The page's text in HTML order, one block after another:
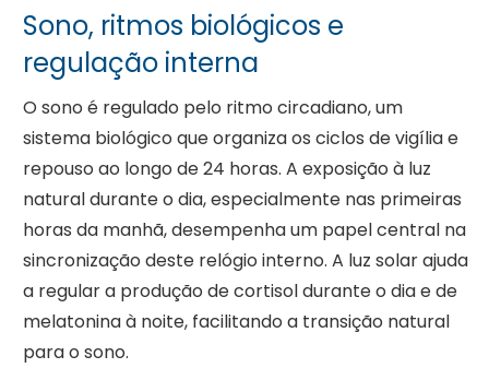
Sono, ritmos biológicos e
regulação interna
O sono é regulado pelo ritmo circadiano, um
sistema biológico que organiza os ciclos de vigília e
repouso ao longo de 24 horas. A exposição à luz
natural durante o dia, especialmente nas primeiras
horas da manhã, desempenha um papel central na
sincronização deste relógio interno. A luz solar ajuda
a regular a produção de cortisol durante o dia e de
melatonina à noite, facilitando a transição natural
para o sono.